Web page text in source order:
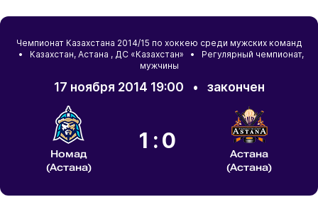
Чемпионат Казахстана 2014/15 по хоккею среди мужских команд
• Казахстан, Астана , ДС «Казахстан» • Регулярный чемпионат,
мужчины
17 ноября 2014 19:00 • закончен
Номад
(Астана)
1:0
Астана
(Астана)